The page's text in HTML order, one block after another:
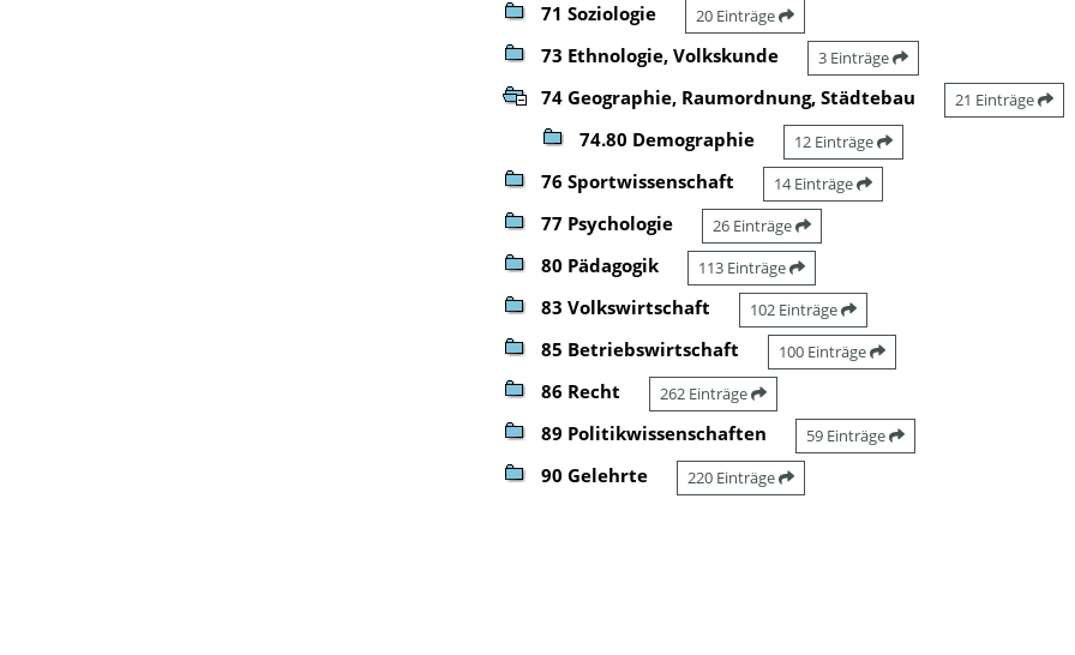
71 Soziologie 20 Einträge
73 Ethnologie, Volkskunde 3 Einträge
74 Geographie, Raumordnung, Städtebau 21 Einträge
74.80 Demographie 12 Einträge
76 Sportwissenschaft 14 Einträge
77 Psychologie 26 Einträge
80 Pädagogik 113 Einträge
83 Volkswirtschaft 102 Einträge
85 Betriebswirtschaft 100 Einträge
86 Recht 262 Einträge
89 Politikwissenschaften 59 Einträge
90 Gelehrte 220 Einträge